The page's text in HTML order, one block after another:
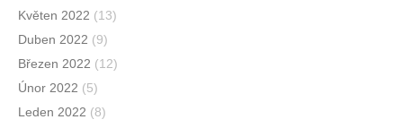
Květen 2022 (13)
Duben 2022 (9)
Březen 2022 (12)
Únor 2022 (5)
Leden 2022 (8)